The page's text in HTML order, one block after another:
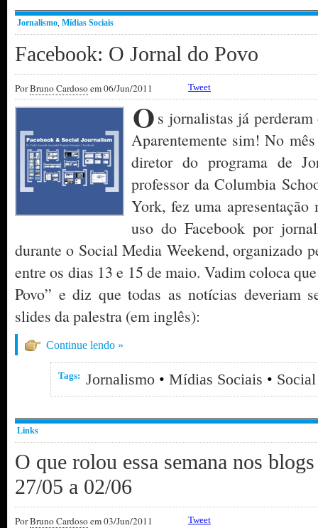
Jornalismo, Mídias Sociais
Facebook: O Jornal do Povo
PorBruno Cardosoem 06/Jun/2011 Tweet
O s jornalistas já
Aparentemente sim! No
diretor do programa de
professor da Columbia
York, fez uma
uso do Facebook por
durante o Social Media Weekend, organizado
entre os dias 13 e 15 de maio. Vadim coloca
Povo” e diz que todas as notícias deveriam
slides da palestra (em inglês):
Continue lendo »
Tags: Jornalismo • Mídias Sociais •
Links
O que rolou essa semana nos
27/05 a 02/06
PorBruno Cardosoem 03/Jun/2011 Tweet